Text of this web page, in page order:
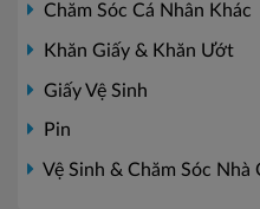
Chăm Sóc Cá Nhân Khác
Khăn Giấy & Khăn Ướt
Giấy Vệ Sinh
Pin
Vệ Sinh & Chăm Sóc Nhà